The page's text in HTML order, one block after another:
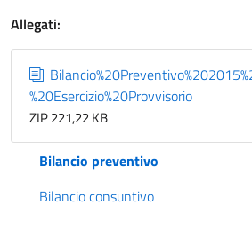
Allegati:
%20Esercizio%20Provvisorio
ZIP 221,22 KB
Bilancio preventivo
Bilancio consuntivo